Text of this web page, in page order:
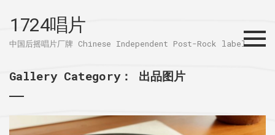
1724唱片
中国后摇唱片厂牌 Chinese Independent Post-Rock label
Menu
Gallery Category： 出品图片